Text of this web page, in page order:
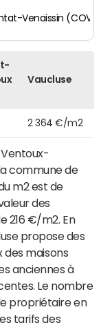
Venaissin (COVE)
Vaucluse
2 364 €/m2
commune de
m2 est de
des
216 €/m2. En
propose des
des maisons
anciennes à
Le nombre
propriétaire en
tarifs des